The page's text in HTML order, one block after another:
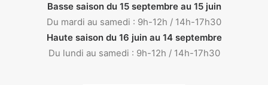
Basse saison du 15 septembre au 15 juin
Du mardi au samedi : 9h-12h / 14h-17h30
Haute saison du 16 juin au 14 septembre
Du lundi au samedi : 9h-12h / 14h-17h30